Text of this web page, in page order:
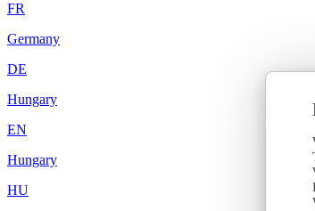
FR
Germany
DE
Hungary
EN
Hungary
HU